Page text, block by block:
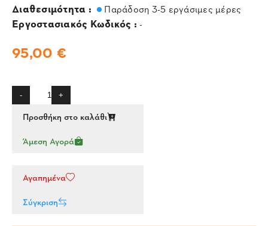
Διαθεσιμότητα : Παράδοση 3-5 εργάσιμες μέρες
Εργοστασιακός Κωδικός : -
95,00 €
- +
Προσθήκη στο καλάθι
Άμεση Αγορά
Αγαπημένα
Σύγκριση